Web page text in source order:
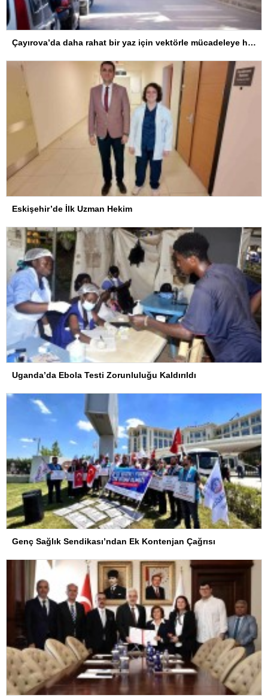
Çayırova’da daha rahat bir yaz için vektörle mücadeleye hız verildi
Eskişehir’de İlk Uzman Hekim
Uganda’da Ebola Testi Zorunluluğu Kaldırıldı
Genç Sağlık Sendikası’ndan Ek Kontenjan Çağrısı